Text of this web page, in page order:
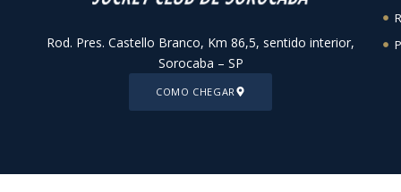
Rod. Pres. Castello Branco, Km 86,5, sentido interior,
Sorocaba – SP
COMO CHEGAR